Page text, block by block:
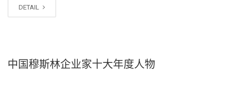
DETAIL
中国穆斯林企业家十大年度人物